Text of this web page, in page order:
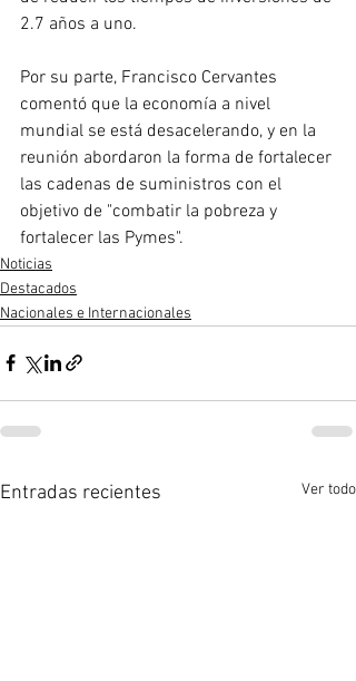
2.7 años a uno.
Por su parte, Francisco Cervantes
comentó que la economía a nivel
mundial se está desacelerando, y en la
reunión abordaron la forma de fortalecer
las cadenas de suministros con el
objetivo de "combatir la pobreza y
fortalecer las Pymes".
Noticias
Destacados
Nacionales e Internacionales
Entradas recientes Ver todo